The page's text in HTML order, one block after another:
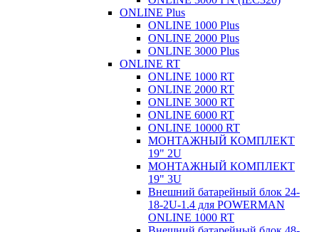
ONLINE Plus
ONLINE 1000 Plus
ONLINE 2000 Plus
ONLINE 3000 Plus
ONLINE RT
ONLINE 1000 RT
ONLINE 2000 RT
ONLINE 3000 RT
ONLINE 6000 RT
ONLINE 10000 RT
МОНТАЖНЫЙ КОМПЛЕКТ
19" 2U
МОНТАЖНЫЙ КОМПЛЕКТ
19" 3U
Внешний батарейный блок 24-
18-2U-1.4 для POWERMAN
ONLINE 1000 RT